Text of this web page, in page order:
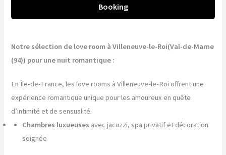
Booking
Notre sélection de love room à Villeneuve-le-Roi(Val-de-Marne
(94)) pour une nuit romantique :
En Île-de-France, les love rooms à Villeneuve-le-Roi offrent une
expérience romantique unique pour les amoureux en quête
d’intimité et de sensualité.
Chambres luxueuses avec jacuzzi, spa privatif et décoration
soignée